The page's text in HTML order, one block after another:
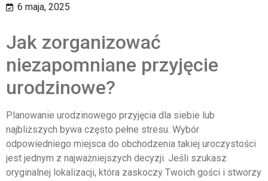
6 maja, 2025
Jak zorganizować
niezapomniane przyjęcie
urodzinowe?
Planowanie urodzinowego przyjęcia dla siebie lub
najbliższych bywa często pełne stresu. Wybór
odpowiedniego miejsca do obchodzenia takiej uroczystości
jest jednym z najważniejszych decyzji. Jeśli szukasz
oryginalnej lokalizacji, która zaskoczy Twoich gości i stworzy